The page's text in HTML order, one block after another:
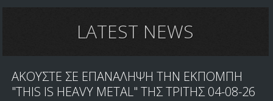
LATEST NEWS
ΑΚΟΥΣΤΕ ΣΕ ΕΠΑΝΑΛΗΨΗ ΤΗΝ ΕΚΠΟΜΠΗ
"THIS IS HEAVY METAL" ΤΗΣ ΤΡΙΤΗΣ 04-08-26